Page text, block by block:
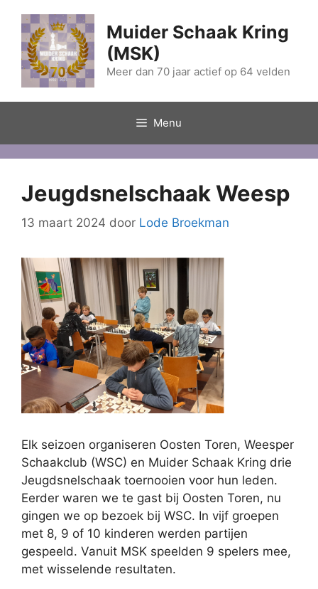
naar
inhoud
Muider Schaak Kring
(MSK)
Meer dan 70 jaar actief op 64 velden
Menu
Jeugdsnelschaak Weesp
13 maart 2024 door Lode Broekman
Elk seizoen organiseren Oosten Toren, Weesper
Schaakclub (WSC) en Muider Schaak Kring drie
Jeugdsnelschaak toernooien voor hun leden.
Eerder waren we te gast bij Oosten Toren, nu
gingen we op bezoek bij WSC. In vijf groepen
met 8, 9 of 10 kinderen werden partijen
gespeeld. Vanuit MSK speelden 9 spelers mee,
met wisselende resultaten.